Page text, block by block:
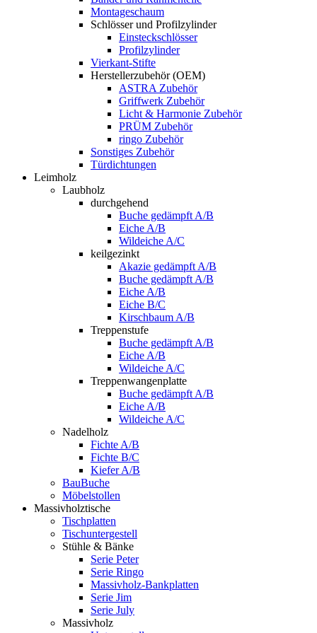
Montageschaum
Schlösser und Profilzylinder
Einsteckschlösser
Profilzylinder
Vierkant-Stifte
Herstellerzubehör (OEM)
ASTRA Zubehör
Griffwerk Zubehör
Licht & Harmonie Zubehör
PRÜM Zubehör
ringo Zubehör
Sonstiges Zubehör
Türdichtungen
Leimholz
Laubholz
durchgehend
Buche gedämpft A/B
Eiche A/B
Wildeiche A/C
keilgezinkt
Akazie gedämpft A/B
Buche gedämpft A/B
Eiche A/B
Eiche B/C
Kirschbaum A/B
Treppenstufe
Buche gedämpft A/B
Eiche A/B
Wildeiche A/C
Treppenwangenplatte
Buche gedämpft A/B
Eiche A/B
Wildeiche A/C
Nadelholz
Fichte A/B
Fichte B/C
Kiefer A/B
BauBuche
Möbelstollen
Massivholztische
Tischplatten
Tischuntergestell
Stühle & Bänke
Serie Peter
Serie Ringo
Massivholz-Bankplatten
Serie Jim
Serie July
Massivholz